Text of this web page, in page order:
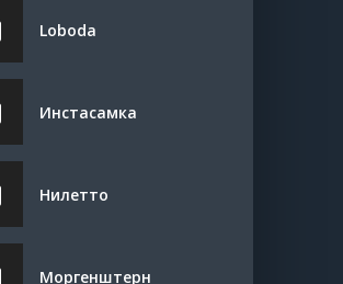
Loboda
Инстасамка
Нилетто
Моргенштерн